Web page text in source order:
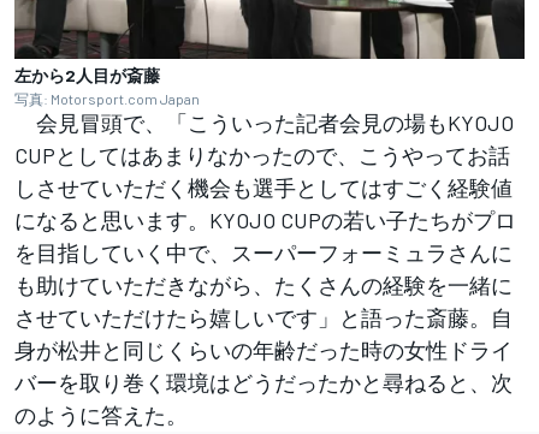
左から2人目が斎藤
写真: Motorsport.com Japan
会見冒頭で、「こういった記者会見の場もKYOJO
CUPとしてはあまりなかったので、こうやってお話
しさせていただく機会も選手としてはすごく経験値
になると思います。KYOJO CUPの若い子たちがプロ
を目指していく中で、スーパーフォーミュラさんに
も助けていただきながら、たくさんの経験を一緒に
させていただけたら嬉しいです」と語った斎藤。自
身が松井と同じくらいの年齢だった時の女性ドライ
バーを取り巻く環境はどうだったかと尋ねると、次
のように答えた。